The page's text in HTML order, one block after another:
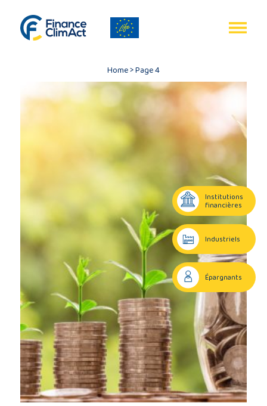
FR
Bilan
programme
Publications
Description
projet
Membres
consortium
Home>Page 4
Institutions
financières
Industriels
Épargnants